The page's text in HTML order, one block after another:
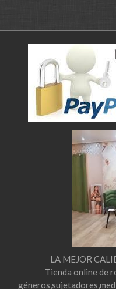
LA MEJOR
Tienda online de